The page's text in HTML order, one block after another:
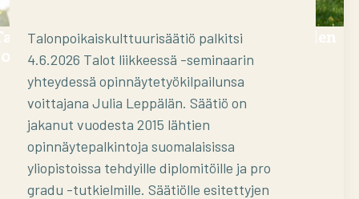
palkitsi vuoden
parhaan opinnäytetyön
Talonpoikaiskulttuurisäätiö palkitsi
4.6.2026 Talot liikkeessä -seminaarin
yhteydessä opinnäytetyökilpailunsa
voittajana Julia Leppälän. Säätiö on
jakanut vuodesta 2015 lähtien
opinnäytepalkintoja suomalaisissa
yliopistoissa tehdyille diplomitöille ja pro
gradu -tutkielmille. Säätiölle esitettyjen